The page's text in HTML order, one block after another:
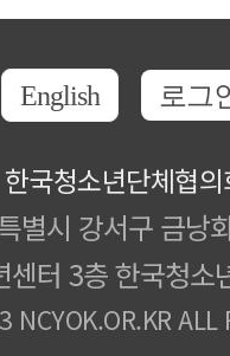
English 로그
한국청소년단체협
별시 강서구 금낭
센터 3층 한국청소
NCYOK.OR.KR ALL